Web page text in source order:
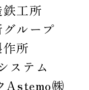
工所
ループ
所
ステム
Astemo㈱